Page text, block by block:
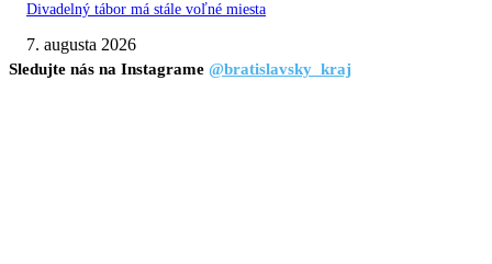
Divadelný tábor má stále voľné miesta
7. augusta 2026
Sledujte nás na Instagrame @bratislavsky_kraj